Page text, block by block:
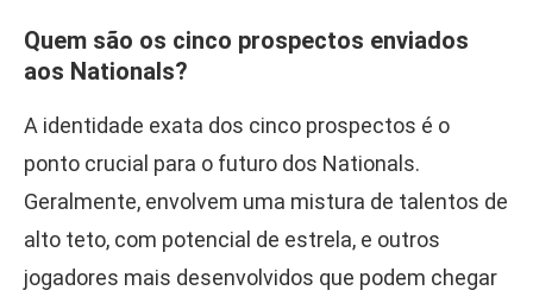
Quem são os cinco prospectos enviados
aos Nationals?
A identidade exata dos cinco prospectos é o
ponto crucial para o futuro dos Nationals.
Geralmente, envolvem uma mistura de talentos de
alto teto, com potencial de estrela, e outros
jogadores mais desenvolvidos que podem chegar